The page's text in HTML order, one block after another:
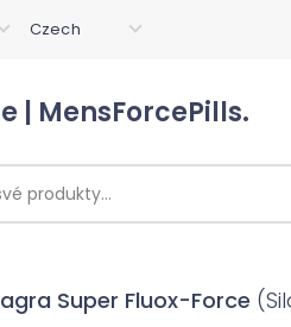
| MensForcePills.
Super Fluox-Force